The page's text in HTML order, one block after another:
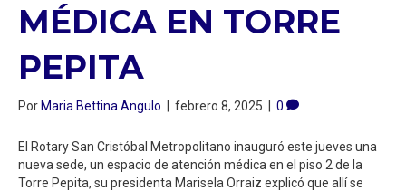
MÉDICA EN TORRE
PEPITA
PorMaria Bettina Angulo | febrero 8, 2025 | 0
El Rotary San Cristóbal Metropolitano inauguró este jueves una
nueva sede, un espacio de atención médica en el piso 2 de la
Torre Pepita, su presidenta Marisela Orraiz explicó que allí se